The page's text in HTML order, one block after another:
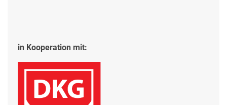
in Kooperation mit: